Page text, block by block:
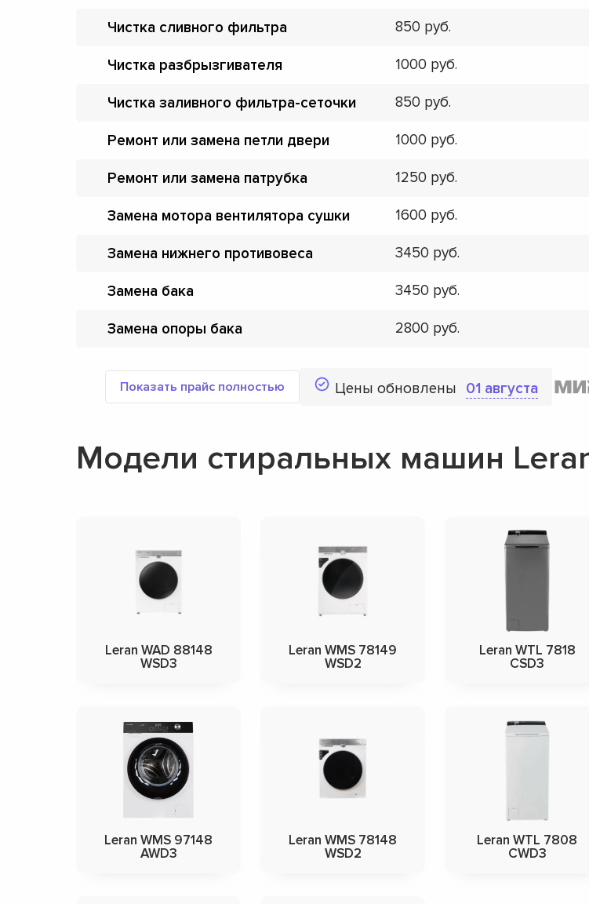
Чистка сливного фильтра 850
Чистка разбрызгивателя 1000
Чистка заливного фильтра-сеточки 850
Ремонт или замена петли двери 1000
Ремонт или замена патрубка 1250
Замена мотора вентилятора сушки 1600
Замена нижнего противовеса 3450
Замена бака 3450
Замена опоры бака 2800
Показать прайс полностью Цены обновлены 01 августа
Модели стиральных машин
Leran WAD 88148
WSD3
Leran WMS 78149
WSD2
Leran WTL 7818
CSD3
Leran WMS 97148
AWD3
Leran WMS 78148
WSD2
Leran WTL 7808
CWD3